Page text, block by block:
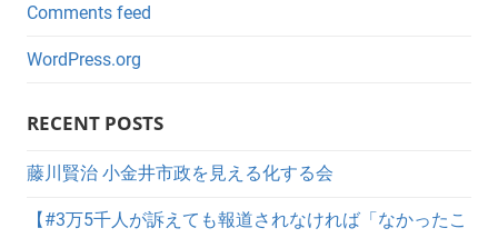
Comments feed
WordPress.org
RECENT POSTS
藤川賢治 小金井市政を見える化する会
【#3万5千人が訴えても報道されなければ「なかったこ